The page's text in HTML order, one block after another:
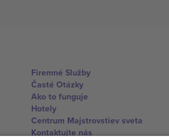
Firemné Služby
Časté Otázky
Ako to funguje
Hotely
Centrum Majstrovstiev sveta
Kontaktujte nás